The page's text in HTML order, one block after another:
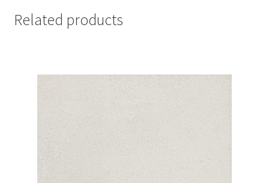
Related products